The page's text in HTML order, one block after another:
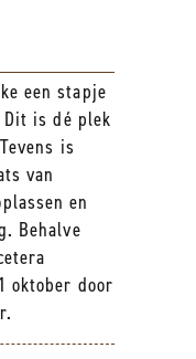
een stapje
is dé plek
is
van
en
Behalve
oktober door